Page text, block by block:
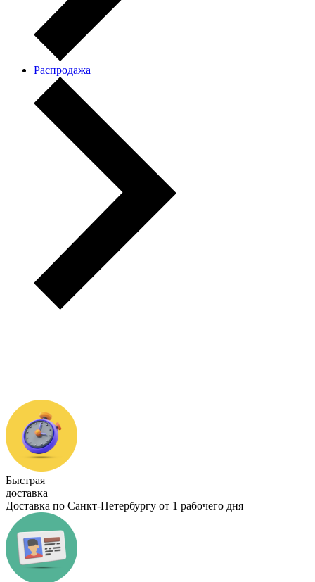
Распродажа
Быстрая
доставка
Доставка по Санкт-Петербургу от 1 рабочего дня